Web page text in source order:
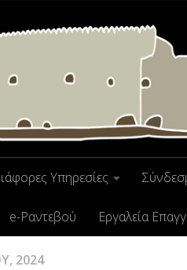
Υπηρεσίες
e-Ραντεβού Εργαλεία
2024